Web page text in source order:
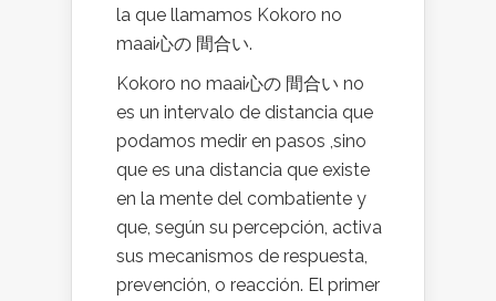
la que llamamos Kokoro no
maai心の 間合い.
Kokoro no maai心の 間合い no
es un intervalo de distancia que
podamos medir en pasos ,sino
que es una distancia que existe
en la mente del combatiente y
que, según su percepción, activa
sus mecanismos de respuesta,
prevención, o reacción. El primer